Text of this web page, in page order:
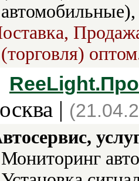
(торговля)
|
Мониторинг